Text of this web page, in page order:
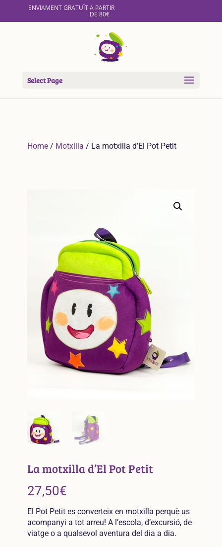
ENVIAMENT GRATUÏT A PARTIR
DE 80€
Select Page
Home/ Motxilla / La motxilla d’El Pot Petit
La motxilla d’El Pot Petit
27,50€
El Pot Petit es converteix en motxilla perquè us
acompanyi a tot arreu! A l’escola, d’excursió, de
viatge o a qualsevol aventura del dia a dia.